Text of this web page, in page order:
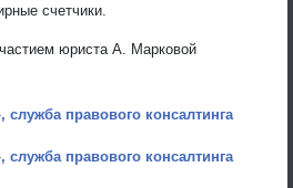
счетчики.
юриста А. Марковой
служба правового консалтинга
служба правового консалтинга